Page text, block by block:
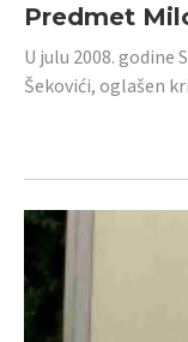
Predmet
U julu 2008.
Šekovići, oglašen